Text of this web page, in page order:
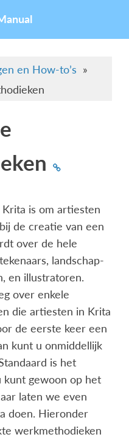
en How-to’s »
is om artiesten
de creatie van een
over de hele
landschap-
en illustratoren.
over enkele
die artiesten in Krita
de eerste keer een
kunt u onmiddellijk
is het
kunt gewoon op het
laten we even
doen. Hieronder
werkmethodieken